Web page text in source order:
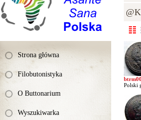
Strona główna
Filobutonistyka
O Buttonarium
Wyszukiwarka
Polski